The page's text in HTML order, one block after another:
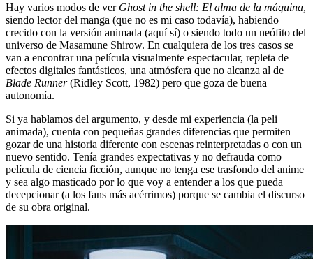
Hay varios modos de ver Ghost in the shell: El alma de la máquina,
siendo lector del manga (que no es mi caso todavía), habiendo
crecido con la versión animada (aquí sí) o siendo todo un neófito del
universo de Masamune Shirow. En cualquiera de los tres casos se
van a encontrar una película visualmente espectacular, repleta de
efectos digitales fantásticos, una atmósfera que no alcanza al de
Blade Runner(Ridley Scott, 1982) pero que goza de buena
autonomía.
Si ya hablamos del argumento, y desde mi experiencia (la peli
animada), cuenta con pequeñas grandes diferencias que permiten
gozar de una historia diferente con escenas reinterpretadas o con un
nuevo sentido. Tenía grandes expectativas y no defrauda como
película de ciencia ficción, aunque no tenga ese trasfondo del anime
y sea algo masticado por lo que voy a entender a los que pueda
decepcionar (a los fans más acérrimos) porque se cambia el discurso
de su obra original.